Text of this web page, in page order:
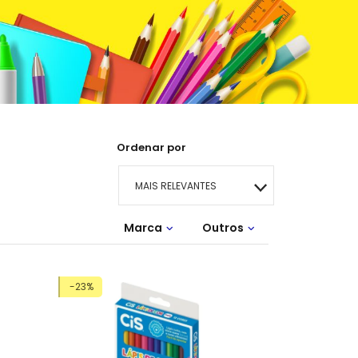
Ordenar por
MAIS RELEVANTES
MAIS VENDIDOS
MAIOR PREÇO
A - Z
Marca Outros
-23%